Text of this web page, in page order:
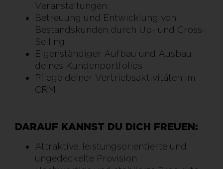
Veranstaltungen
Betreuung und Entwicklung von
Bestandskunden durch Up- und Cross-
Selling
Eigenständiger Aufbau und Ausbau
deines Kundenportfolios
Pflege deiner Vertriebsaktivitäten im
CRM
DARAUF KANNST DU DICH FREUEN:
Attraktive, leistungsorientierte und
ungedeckelte Provision